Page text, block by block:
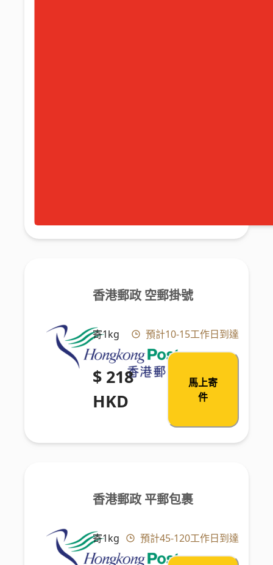
香港郵政 空郵掛號
寄1kg 預計10-15工作日到達
$ 218
HKD
馬上寄
件
香港郵政 平郵包裹
寄1kg 預計45-120工作日到達